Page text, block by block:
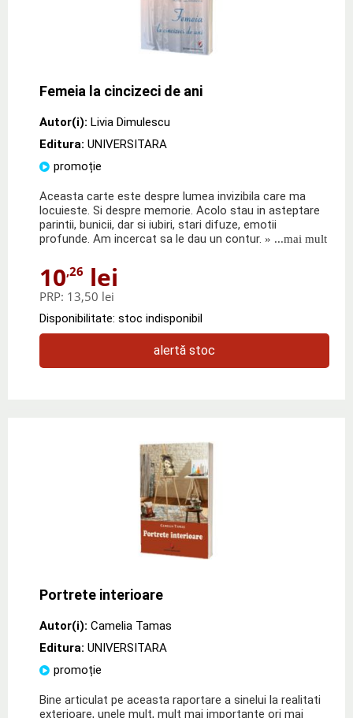
Femeia la cincizeci de ani
Autor(i): Livia Dimulescu
Editura: UNIVERSITARA
promoție
Aceasta carte este despre lumea invizibila care ma
locuieste. Si despre memorie. Acolo stau in asteptare
parintii, bunicii, dar si iubiri, stari difuze, emotii
profunde. Am incercat sa le dau un contur. » ...mai mult
10,26 lei
PRP: 13,50 lei
Disponibilitate: stoc indisponibil
alertă stoc
Portrete interioare
Autor(i): Camelia Tamas
Editura: UNIVERSITARA
promoție
Bine articulat pe aceasta raportare a sinelui la realitati
exterioare, unele mult, mult mai importante ori mai